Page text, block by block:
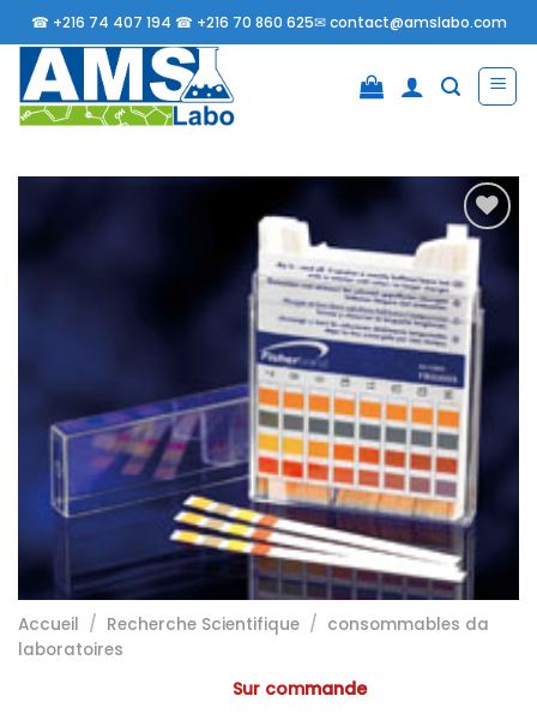
Passer
au
contenu
☎ +216 74 407 194 ☎ +216 70 860 625✉contact@amslabo.com
Ajouter
à la
liste
d’envies
Accueil / Recherche Scientifique / consommables da
laboratoires
Sur commande